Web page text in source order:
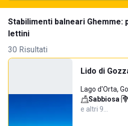
Stabilimenti balneari Ghemme:
lettini
30 Risultati
Lido di
Lago d'Orta,
Sabbiosa·
e altri 9…